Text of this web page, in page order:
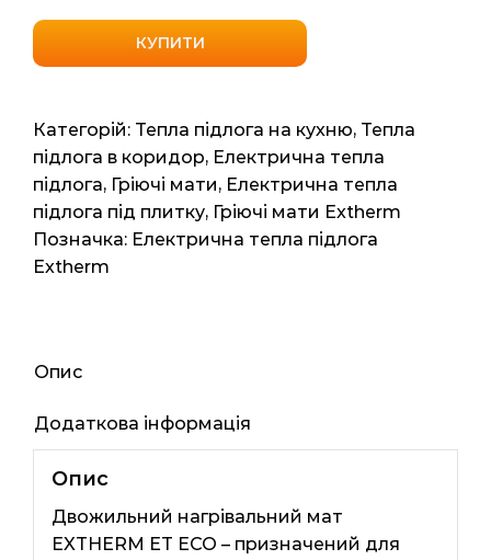
мат
Extherm
ET
300-
180
(Німеччина)
6мп
3м2
540
КУПИТИ
Категорій: Тепла підлога на кухню, Тепла
підлога в коридор, Електрична тепла
підлога, Гріючі мати, Електрична тепла
підлога під плитку, Гріючі мати Extherm
Позначка: Електрична тепла підлога
Extherm
Опис
Додаткова інформація
Опис
Двожильний нагрівальний мат
EXTHERM ЕТ ЕСО – призначений для